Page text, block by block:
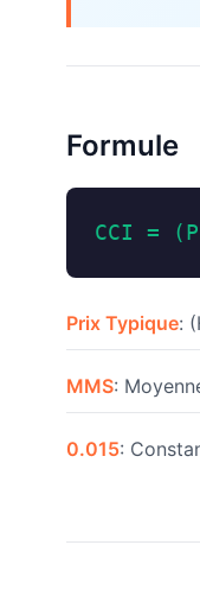
Formule
CCI =
Prix Typique:
MMS:
0.015: